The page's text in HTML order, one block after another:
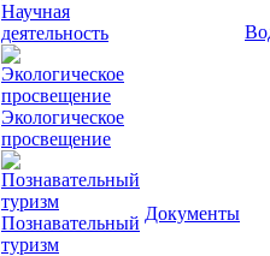
Научная
деятельность
Экологическое
просвещение
Познавательный
туризм
Документы